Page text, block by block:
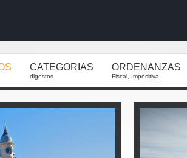
CATEGORIAS
digestos
ORDENANZAS
Fiscal, Impositiva